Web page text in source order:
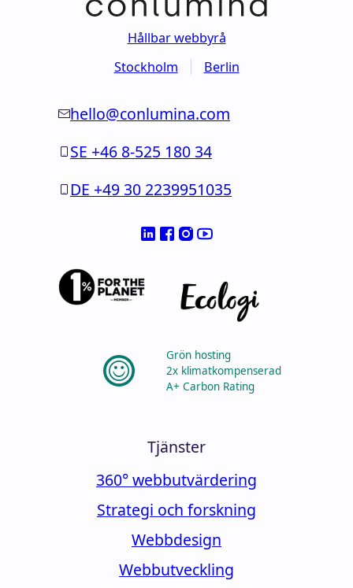
Hållbar webbyrå
Stockholm
Berlin
hello@conlumina.com
SE +46 8-525 180 34
DE +49 30 2239951035
Grön hosting
2x klimatkompenserad
A+ Carbon Rating
Tjänster
360° webbutvärdering
Strategi och forskning
Webbdesign
Webbutveckling